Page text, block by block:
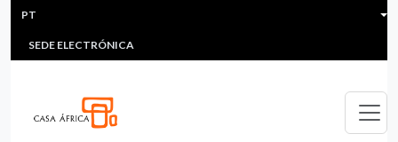
Passar para o conteúdo principal
HEADER MENU
MULTIMEDIA
SEDE ELECTRÓNICA
PT